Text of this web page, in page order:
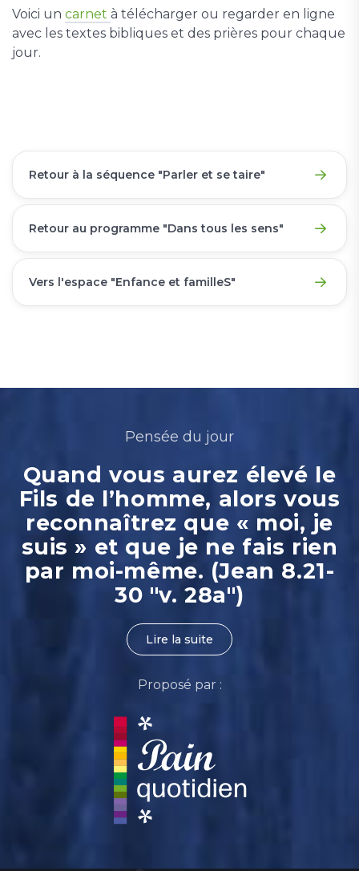
Voici un carnet à télécharger ou regarder en ligne
avec les textes bibliques et des prières pour chaque
jour.
Retour à la séquence "Parler et se taire"
Retour au programme "Dans tous les sens"
Vers l'espace "Enfance et familleS"
Pensée du jour
Quand vous aurez élevé le
Fils de l’homme, alors vous
reconnaîtrez que « moi, je
suis » et que je ne fais rien
par moi-même. (Jean 8.21-
30 "v. 28a")
Lire la suite
Proposé par :